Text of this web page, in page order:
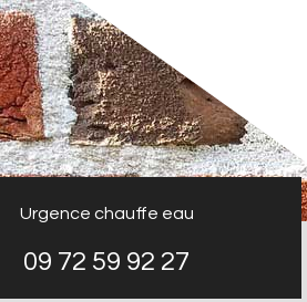
Urgence chauffe eau
09 72 59 92 27